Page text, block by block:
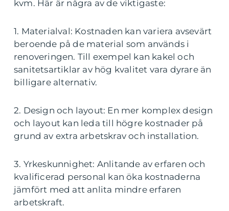
kvm. Här är några av de viktigaste:
1. Materialval: Kostnaden kan variera avsevärt
beroende på de material som används i
renoveringen. Till exempel kan kakel och
sanitetsartiklar av hög kvalitet vara dyrare än
billigare alternativ.
2. Design och layout: En mer komplex design
och layout kan leda till högre kostnader på
grund av extra arbetskrav och installation.
3. Yrkeskunnighet: Anlitande av erfaren och
kvalificerad personal kan öka kostnaderna
jämfört med att anlita mindre erfaren
arbetskraft.